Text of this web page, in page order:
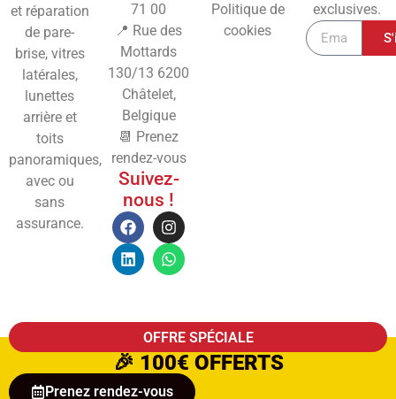
et réparation
de pare-
brise, vitres
latérales,
lunettes
arrière et
toits
panoramiques,
avec ou
sans
assurance.
71 00
📍 Rue des
Mottards
130/13 6200
Châtelet,
Belgique
📆 Prenez
rendez-vous
Suivez-
nous !
Politique de
cookies
exclusives.
OFFRE SPÉCIALE
🎉 100€ OFFERTS
Prenez rendez-vous